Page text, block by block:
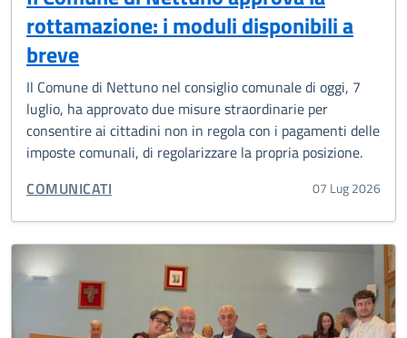
rottamazione: i moduli disponibili a
breve
Il Comune di Nettuno nel consiglio comunale di oggi, 7
luglio, ha approvato due misure straordinarie per
consentire ai cittadini non in regola con i pagamenti delle
imposte comunali, di regolarizzare la propria posizione.
CATEGORIA CORRELATA:
COMUNICATI 07 Lug 2026